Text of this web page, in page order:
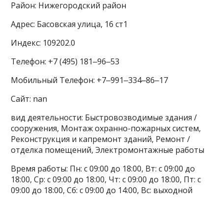
Район: Нижегородский район
Адрес: Басовская улица, 16 ст1
Индекс: 109202.0
Телефон: +7 (495) 181‒96‒53
Мобильный Телефон: +7‒991‒334‒86‒17
Сайт: nan
вид деятельности: Быстровозводимые здания /
сооружения, Монтаж охранно-пожарных систем,
Реконструкция и капремонт зданий, Ремонт /
отделка помещений, Электромонтажные работы
Время работы: Пн: с 09:00 до 18:00, Вт: с 09:00 до
18:00, Ср: с 09:00 до 18:00, Чт: с 09:00 до 18:00, Пт: с
09:00 до 18:00, Сб: с 09:00 до 14:00, Вс: выходной